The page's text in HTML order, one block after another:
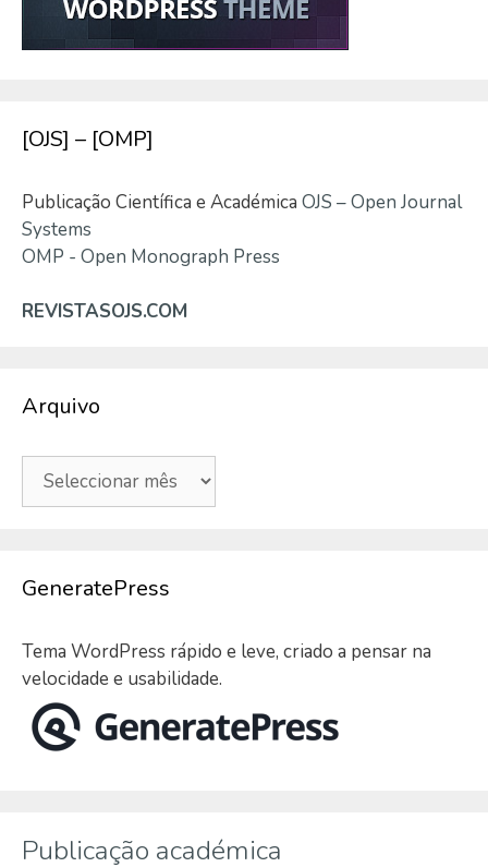
[OJS] – [OMP]
Publicação Científica e Académica OJS – Open Journal
Systems
OMP - Open Monograph Press
REVISTASOJS.COM
Arquivo
Arquivo
GeneratePress
Tema WordPress rápido e leve, criado a pensar na
velocidade e usabilidade.
Publicação académica